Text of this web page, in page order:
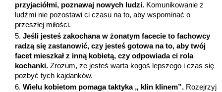
przyjaciółmi, poznawaj nowych ludzi. Komunikowanie z
ludźmi nie pozostawi ci czasu na to, aby wspominać o
przeszłej miłości.
Jeśli jesteś zakochana w żonatym facecie to fachowcy
radzą się zastanowić, czy jesteś gotowa na to, aby twój
facet mieszkał z inną kobietą, czy odpowiada ci rola
kochanki. Zrozum, że jesteś warta kogoś lepszego i czas się
pozbyć tych kajdanków.
Wielu kobietom pomaga taktyka „ klin klinem”. Rozejrzyj